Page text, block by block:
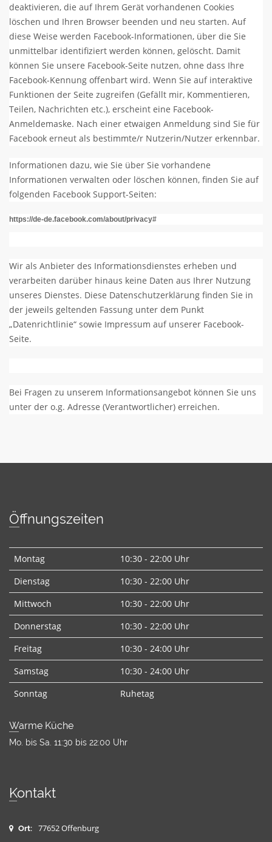
deaktivieren, die auf Ihrem Gerät vorhandenen Cookies
löschen und Ihren Browser beenden und neu starten. Auf
diese Weise werden Facebook-Informationen, über die Sie
unmittelbar identifiziert werden können, gelöscht. Damit
können Sie unsere Facebook-Seite nutzen, ohne dass Ihre
Facebook-Kennung offenbart wird. Wenn Sie auf interaktive
Funktionen der Seite zugreifen (Gefällt mir, Kommentieren,
Teilen, Nachrichten etc.), erscheint eine Facebook-
Anmeldemaske. Nach einer etwaigen Anmeldung sind Sie für
Facebook erneut als bestimmte/r Nutzerin/Nutzer erkennbar.
Informationen dazu, wie Sie über Sie vorhandene
Informationen verwalten oder löschen können, finden Sie auf
folgenden Facebook Support-Seiten:
https://de-de.facebook.com/about/privacy#
Wir als Anbieter des Informationsdienstes erheben und
verarbeiten darüber hinaus keine Daten aus Ihrer Nutzung
unseres Dienstes. Diese Datenschutzerklärung finden Sie in
der jeweils geltenden Fassung unter dem Punkt
„Datenrichtlinie“ sowie Impressum auf unserer Facebook-
Seite.
Bei Fragen zu unserem Informationsangebot können Sie uns
unter der o.g. Adresse (Verantwortlicher) erreichen.
Öffnungszeiten
Montag
10:30 - 22:00 Uhr
Dienstag
10:30 - 22:00 Uhr
Mittwoch
10:30 - 22:00 Uhr
Donnerstag
10:30 - 22:00 Uhr
Freitag
10:30 - 24:00 Uhr
Samstag
10:30 - 24:00 Uhr
Sonntag
Ruhetag
Warme Küche
Mo. bis Sa. 11:30 bis 22:00 Uhr
Kontakt
Ort: 77652 Offenburg